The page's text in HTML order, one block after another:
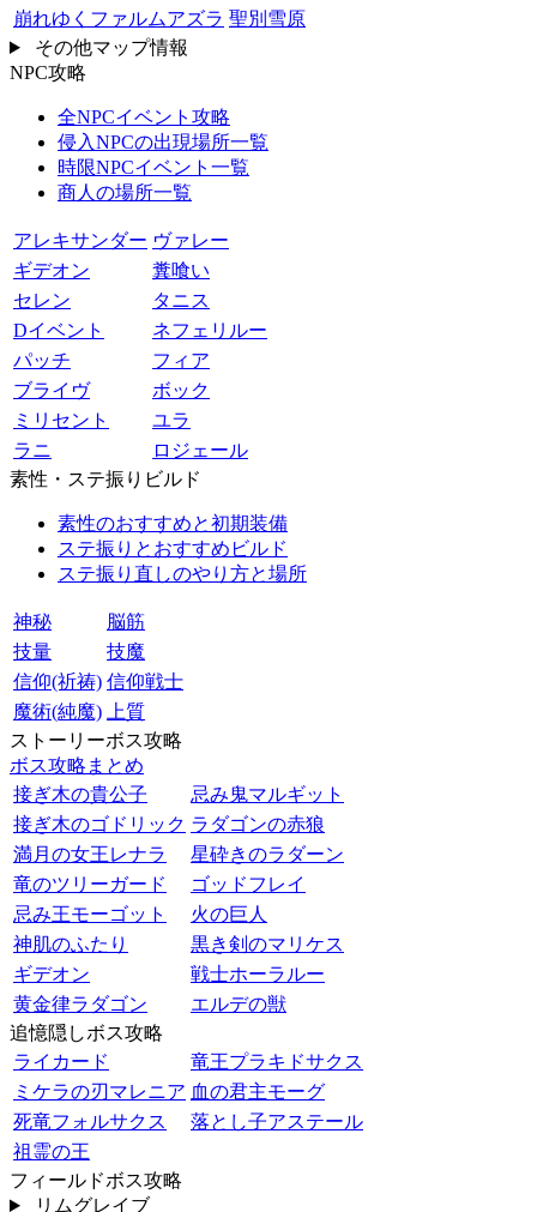
崩れゆくファルムアズラ 聖別雪原
その他マップ情報
NPC攻略
全NPCイベント攻略
侵入NPCの出現場所一覧
時限NPCイベント一覧
商人の場所一覧
アレキサンダー ヴァレー
ギデオン
糞喰い
セレン
タニス
Dイベント
ネフェリルー
パッチ
フィア
ブライヴ
ボック
ミリセント
ユラ
ラニ
ロジェール
素性・ステ振りビルド
素性のおすすめと初期装備
ステ振りとおすすめビルド
ステ振り直しのやり方と場所
神秘
脳筋
技量
技魔
信仰(祈祷) 信仰戦士
魔術(純魔)
上質
ストーリーボス攻略
ボス攻略まとめ
接ぎ木の貴公子
忌み鬼マルギット
接ぎ木のゴドリック ラダゴンの赤狼
満月の女王レナラ
星砕きのラダーン
竜のツリーガード
ゴッドフレイ
忌み王モーゴット
火の巨人
神肌のふたり
黒き剣のマリケス
ギデオン
戦士ホーラルー
黄金律ラダゴン
エルデの獣
追憶隠しボス攻略
ライカード
竜王プラキドサクス
ミケラの刃マレニア 血の君主モーグ
死竜フォルサクス
落とし子アステール
祖霊の王
フィールドボス攻略
リムグレイブ